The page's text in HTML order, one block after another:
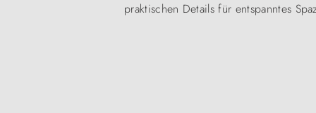
praktischen Details für entspanntes